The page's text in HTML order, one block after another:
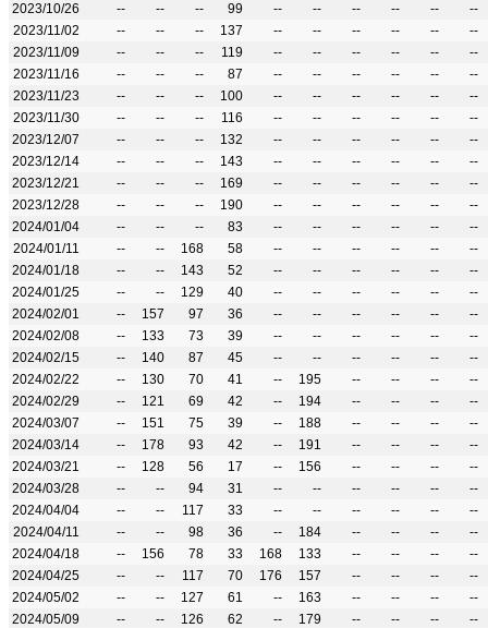
2023/10/26
-- -- -- 99 -- -- -- -- --
--
2023/11/02
-- -- -- 137 -- -- -- -- --
--
2023/11/09
-- -- -- 119 -- -- -- -- --
--
2023/11/16
-- -- -- 87 -- -- -- -- --
--
2023/11/23
-- -- -- 100 -- -- -- -- --
--
2023/11/30
-- -- -- 116 -- -- -- -- --
--
2023/12/07
-- -- -- 132 -- -- -- -- --
--
2023/12/14
-- -- -- 143 -- -- -- -- --
--
2023/12/21
-- -- -- 169 -- -- -- -- --
--
2023/12/28
-- -- -- 190 -- -- -- -- --
--
2024/01/04
-- -- -- 83 -- -- -- -- --
--
2024/01/11
-- -- 168 58 -- -- -- -- --
--
2024/01/18
-- -- 143 52 -- -- -- -- --
--
2024/01/25
-- -- 129 40 -- -- -- -- --
--
2024/02/01
-- 157 97 36 -- -- -- -- --
--
2024/02/08
-- 133 73 39 -- -- -- -- --
--
2024/02/15
-- 140 87 45 -- -- -- -- --
--
2024/02/22
-- 130 70 41 -- 195 -- -- --
--
2024/02/29
-- 121 69 42 -- 194 -- -- --
--
2024/03/07
-- 151 75 39 -- 188 -- -- --
--
2024/03/14
-- 178 93 42 -- 191 -- -- --
--
2024/03/21
-- 128 56 17 -- 156 -- -- --
--
2024/03/28
-- -- 94 31 -- -- -- -- --
--
2024/04/04
-- -- 117 33 -- -- -- -- --
--
2024/04/11
-- -- 98 36 -- 184 -- -- --
--
2024/04/18
-- 156 78 33 168 133 -- -- --
--
2024/04/25
-- -- 117 70 176 157 -- -- --
--
2024/05/02
-- -- 127 61 -- 163 -- -- --
--
2024/05/09
-- -- 126 62 -- 179 -- -- --
--